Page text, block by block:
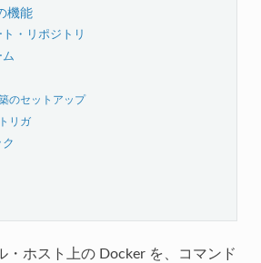
機能
・リポジトリ
ム
のセットアップ
リガ
・ホスト上の Docker を、コマンド